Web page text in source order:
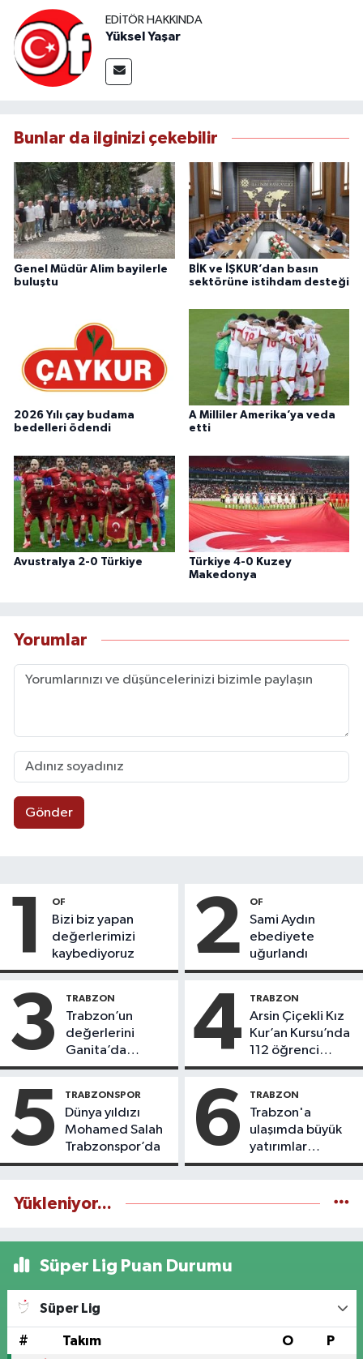
EDITÖR HAKKINDA
Yüksel Yaşar
Bunlar da ilginizi çekebilir
Genel Müdür Alim bayilerle
buluştu
BİK ve İŞKUR’dan basın
sektörüne istihdam desteği
2026 Yılı çay budama
bedelleri ödendi
A Milliler Amerika’ya veda
etti
Avustralya 2-0 Türkiye
Türkiye 4-0 Kuzey
Makedonya
Yorumlar
Gönder
1 OF
Bizi biz yapan
değerlerimizi
kaybediyoruz
2 OF
Sami Aydın
ebediyete
uğurlandı
3 TRABZON
Trabzon’un
değerlerini
Ganita’da
yaşatıyoruz
4 TRABZON
Arsin Çiçekli Kız
Kur’an Kursu’nda
112 öğrenci
icazet aldı
5 TRABZONSPOR
Dünya yıldızı
Mohamed Salah
Trabzonspor’da
6 TRABZON
Trabzon'a
ulaşımda büyük
yatırımlar
yapılıyor
Yükleniyor...
Süper Lig Puan Durumu
Süper Lig
# Takım O P